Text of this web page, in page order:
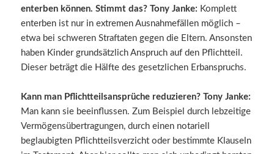
enterben können. Stimmt das? Tony Janke: Komplett
enterben ist nur in extremen Ausnahmefällen möglich –
etwa bei schweren Straftaten gegen die Eltern. Ansonsten
haben Kinder grundsätzlich Anspruch auf den Pflichtteil.
Dieser beträgt die Hälfte des gesetzlichen Erbanspruchs.
Kann man Pflichtteilsansprüche reduzieren? Tony Janke:
Man kann sie beeinflussen. Zum Beispiel durch lebzeitige
Vermögensübertragungen, durch einen notariell
beglaubigten Pflichtteilsverzicht oder bestimmte Klauseln